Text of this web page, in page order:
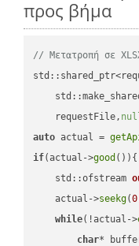
προς βήμα
// Μετατροπή σε
    requestFile,
auto actual =
if(actual->good ()){
std::ofstream
    actual->
seekg(0
while(!actual->
char*